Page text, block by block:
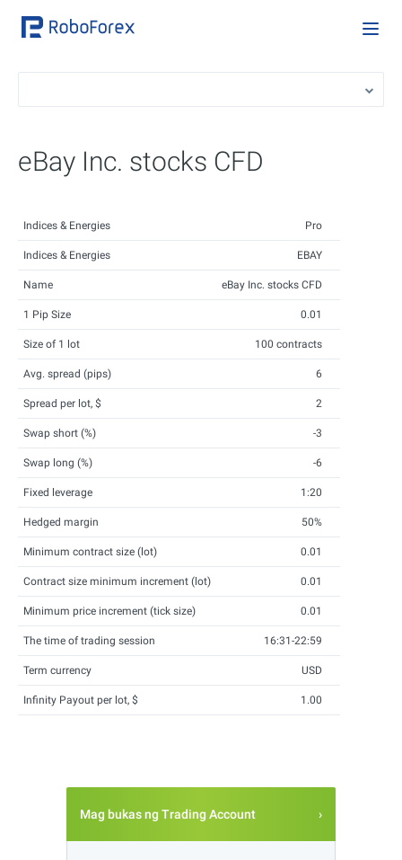
eBay Inc. stocks CFD
Indices & Energies Pro
Indices & Energies EBAY
Name eBay Inc. stocks CFD
1 Pip Size 0.01
Size of 1 lot 100 contracts
Avg. spread (pips) 6
Spread per lot, $ 2
Swap short (%) -3
Swap long (%) -6
Fixed leverage 1:20
Hedged margin 50%
Minimum contract size (lot) 0.01
Contract size minimum increment (lot) 0.01
Minimum price increment (tick size) 0.01
The time of trading session 16:31-22:59
Term currency USD
Infinity Payout per lot, $ 1.00
Mag bukas ng Trading Account